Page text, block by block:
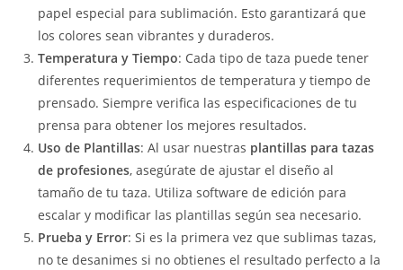
papel especial para sublimación. Esto garantizará que
los colores sean vibrantes y duraderos.
Temperatura y Tiempo: Cada tipo de taza puede tener
diferentes requerimientos de temperatura y tiempo de
prensado. Siempre verifica las especificaciones de tu
prensa para obtener los mejores resultados.
Uso de Plantillas: Al usar nuestras plantillas para tazas
de profesiones, asegúrate de ajustar el diseño al
tamaño de tu taza. Utiliza software de edición para
escalar y modificar las plantillas según sea necesario.
Prueba y Error: Si es la primera vez que sublimas tazas,
no te desanimes si no obtienes el resultado perfecto a la